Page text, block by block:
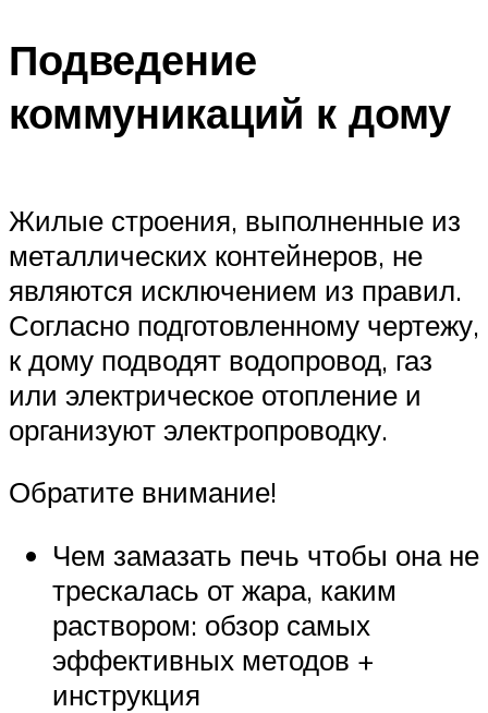
Подведение
коммуникаций к дому
Жилые строения, выполненные из
металлических контейнеров, не
являются исключением из правил.
Согласно подготовленному чертежу,
к дому подводят водопровод, газ
или электрическое отопление и
организуют электропроводку.
Обратите внимание!
Чем замазать печь чтобы она не
трескалась от жара, каким
раствором: обзор самых
эффективных методов +
инструкция